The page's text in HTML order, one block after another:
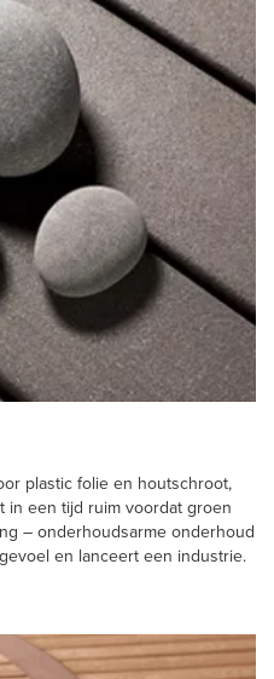
plastic folie en houtschroot,
in een tijd ruim voordat groen
– onderhoudsarme onderhoud
en lanceert een industrie.